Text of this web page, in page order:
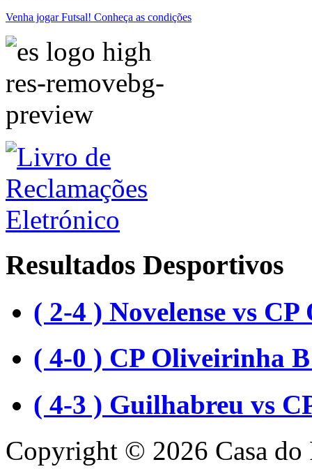
Venha jogar Futsal! Conheça as condições
Resultados Desportivos
( 2-4 ) Novelense vs
( 4-0 ) CP Oliveirinha
( 4-3 ) Guilhabreu vs
Copyright © 2026 Casa do